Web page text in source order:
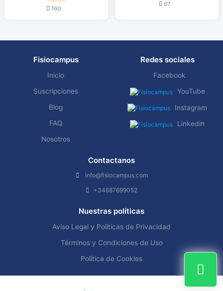
160
67
Fisiocampus
Inicio
Suscripciones
Blog
FAQ
Nosotros
Redes sociales
Facebook
YouTube
Instagram
Linkedin
Contactanos
info@fisiocampus.com
+34687699052
Nuestras políticas
Aviso Legal y Políticas de Privacidad
Términos y Condiciones de Uso
Política de Cookies